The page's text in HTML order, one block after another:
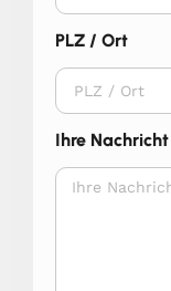
PLZ / Ort
Ihre Nachricht